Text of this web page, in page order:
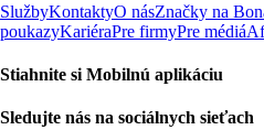
SlužbyKontaktyO násZnačky na
poukazyKariéraPre firmyPre médiá
Stiahnite si Mobilnú aplikáciu
Sledujte nás na sociálnych sieťach